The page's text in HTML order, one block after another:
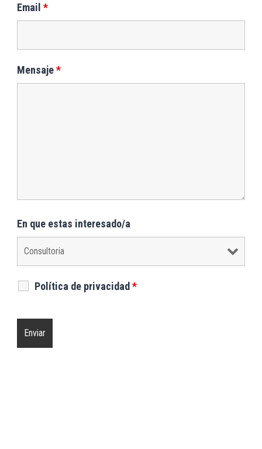
Email *
Mensaje*
En que estas interesado/a
Política de privacidad*